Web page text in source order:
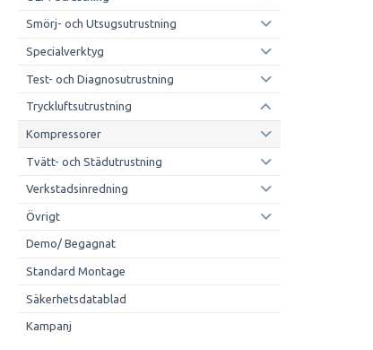
Smörj- och Utsugsutrustning
Specialverktyg
Test- och Diagnosutrustning
Tryckluftsutrustning
Kompressorer
Tvätt- och Städutrustning
Verkstadsinredning
Övrigt
Demo/ Begagnat
Standard Montage
Säkerhetsdatablad
Kampanj